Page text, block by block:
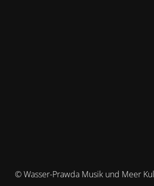
© Wasser-Prawda Musik und Meer